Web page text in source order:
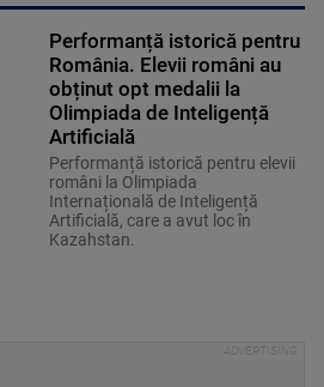
Performanță istorică pentru
România. Elevii români au
obținut opt medalii la
Olimpiada de Inteligență
Artificială
Performanță istorică pentru elevii
români la Olimpiada
Internațională de Inteligență
Artificială, care a avut loc în
Kazahstan.